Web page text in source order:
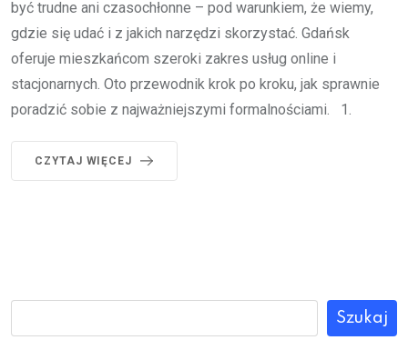
być trudne ani czasochłonne – pod warunkiem, że wiemy,
gdzie się udać i z jakich narzędzi skorzystać. Gdańsk
oferuje mieszkańcom szeroki zakres usług online i
stacjonarnych. Oto przewodnik krok po kroku, jak sprawnie
poradzić sobie z najważniejszymi formalnościami. 1.
CZYTAJ WIĘCEJ
Szukaj